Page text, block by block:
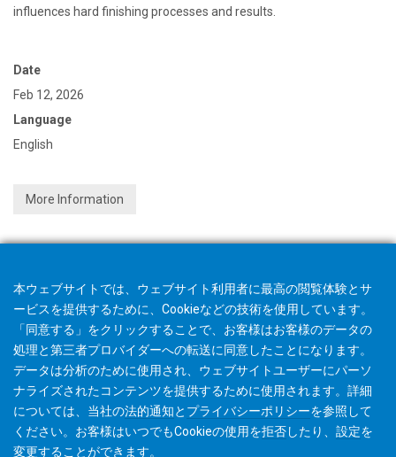
influences hard finishing processes and results.
Date
Feb 12, 2026
Language
English
More Information
本ウェブサイトでは、ウェブサイト利用者に最高の閲覧体験とサ
ービスを提供するために、Cookieなどの技術を使用しています。
「同意する」をクリックすることで、お客様はお客様のデータの
処理と第三者プロバイダーへの転送に同意したことになります。
データは分析のために使用され、ウェブサイトユーザーにパーソ
ナライズされたコンテンツを提供するために使用されます。詳細
については、当社の法的通知と プライバシーポリシーを参照して
ください。お客様はいつでもCookieの使用を拒否したり、 設定を
変更することができます。